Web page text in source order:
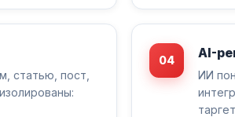
статью, пост,
04 AI-
ИИ